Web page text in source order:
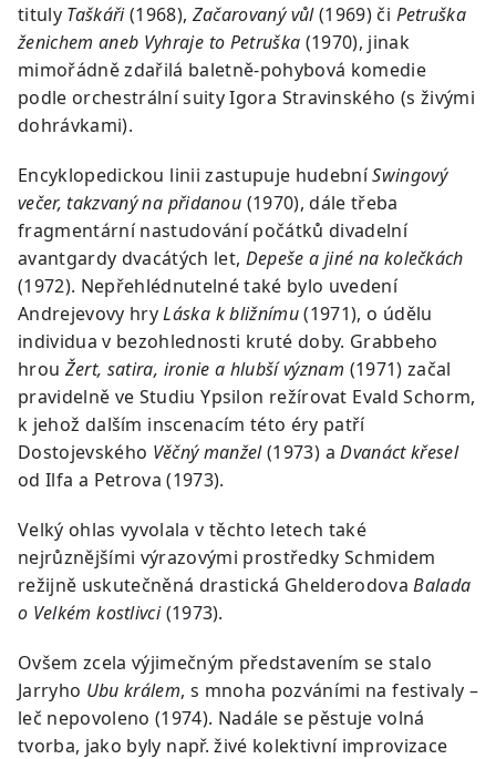
tituly Taškáři(1968), Začarovaný vůl(1969) či Petruška
ženichem aneb Vyhraje to Petruška (1970), jinak
mimořádně zdařilá baletně-pohybová komedie
podle orchestrální suity Igora Stravinského (s živými
dohrávkami).
Encyklopedickou linii zastupuje hudebníSwingový
večer, takzvaný na přidanou (1970), dále třeba
fragmentární nastudování počátků divadelní
avantgardy dvacátých let, Depeše a jiné na kolečkách
(1972). Nepřehlédnutelné také bylo uvedení
Andrejevovy hryLáska k bližnímu(1971), o údělu
individua v bezohlednosti kruté doby. Grabbeho
hrou Žert, satira, ironie a hlubší význam (1971) začal
pravidelně ve Studiu Ypsilon režírovat Evald Schorm,
k jehož dalším inscenacím této éry patří
Dostojevského Věčný manžel(1973) aDvanáct křesel
od Ilfa a Petrova (1973).
Velký ohlas vyvolala v těchto letech také
nejrůznějšími výrazovými prostředky Schmidem
režijně uskutečněná drastická GhelderodovaBalada
o Velkém kostlivci(1973).
Ovšem zcela výjimečným představením se stalo
Jarryho Ubu králem, s mnoha pozváními na festivaly –
leč nepovoleno (1974). Nadále se pěstuje volná
tvorba, jako byly např. živé kolektivní improvizace